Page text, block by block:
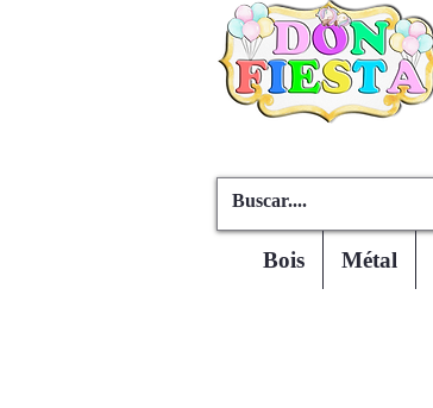
Bois Métal